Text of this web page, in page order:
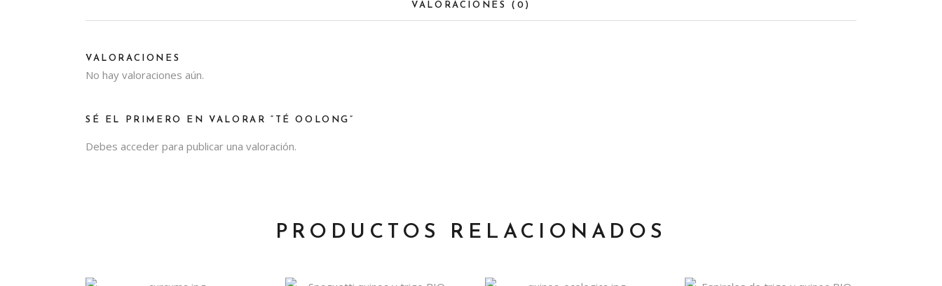
VALORACIONES (0)
VALORACIONES
No hay valoraciones aún.
SÉ EL PRIMERO EN VALORAR “TÉ OOLONG”
Debes acceder para publicar una valoración.
PRODUCTOS RELACIONADOS